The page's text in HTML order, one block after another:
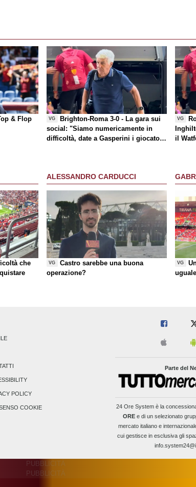
& Flop VG
Brighton-Roma 3-0 - La gara sui
social: "Siamo numericamente in
difficoltà, date a Gasperini i giocatori
VG
il
che
ALESSANDRO CARDUCCI
VG
Castro sarebbe una buona
operazione?
VG
POLICY
COOKIE
Parte del
24 Ore Systemè la
OREe di un selezionato
mercato italiano e
cui gestisce in esclusiva gli